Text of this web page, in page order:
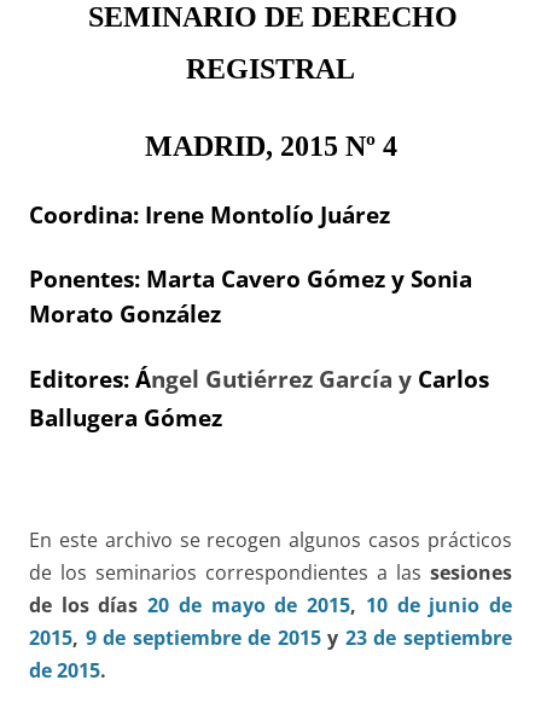
SEMINARIO DE DERECHO
REGISTRAL
MADRID, 2015 Nº 4
Coordina: Irene Montolío Juárez
Ponentes: Marta Cavero Gómez y Sonia
Morato González
Editores: Ángel Gutiérrez García y Carlos
Ballugera Gómez
En este archivo se recogen algunos casos prácticos
de los seminarios correspondientes a las sesiones
de los días20 de mayo de 2015, 10 de junio de
2015, 9 de septiembre de 2015y 23 de septiembre
de 2015.